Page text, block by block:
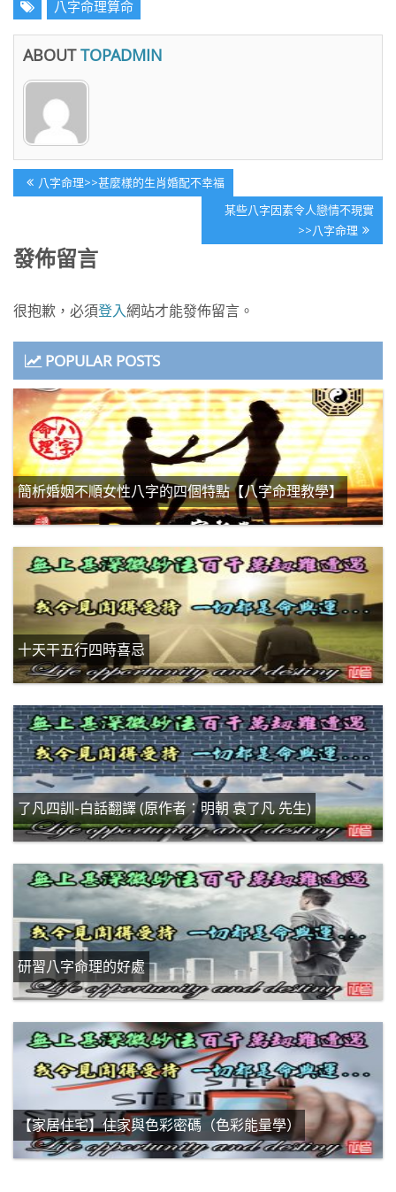
八字命理算命
ABOUT TOPADMIN
文
章
覽
Previous
Post:
八字命理>>甚麼樣的生肖婚配不幸福
Next
某些八字因素令人戀情不現實
>>八字命理
發佈留言
很抱歉，必須登入網站才能發佈留言。
POPULAR POSTS
簡析婚姻不順女性八字的四個特點【八字命理教學】
十天干五行四時喜忌
了凡四訓-白話翻譯 (原作者：明朝 袁了凡 先生)
研習八字命理的好處
【家居住宅】住家與色彩密碼（色彩能量學）